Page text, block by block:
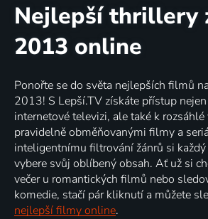
Nejlepší thrillery
2013 online
Ponořte se do světa nejlepších filmů
2013! S Lepší.TV získáte přístup
internetové televizi, ale také k
pravidelně obměňovanými filmy a
inteligentnímu filtrování žánrů si
vybere svůj oblíbený obsah. Ať už si
večer u romantických filmů nebo
komedie, stačí pár kliknutí a můžete
nejlepší filmy online.